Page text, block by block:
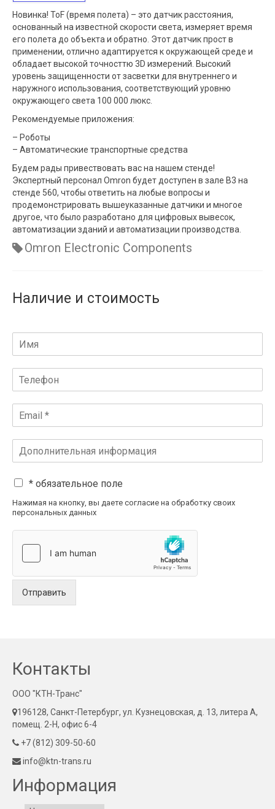
Новинка! ToF (время полета) – это датчик расстояния,
основанный на известной скорости света, измеряет время
его полета до объекта и обратно. Этот датчик прост в
применении, отлично адаптируется к окружающей среде и
обладает высокой точносттю 3D измерений. Высокий
уровень защищенности от засветки для внутреннего и
наружного использования, соответствующий уровню
окружающего света 100 000 люкс.
Рекомендуемые приложения:
– Роботы
– Автоматические транспортные средства
Будем рады привествовать вас на нашем стенде!
Экспертный персонал Omron будет доступен в зале B3 на
стенде 560, чтобы ответить на любые вопросы и
продемонстрировать вышеуказанные датчики и многое
другое, что было разработано для цифровых вывесок,
автоматизации зданий и автоматизации производства.
Omron Electronic Components
Наличие и стоимость
* обязательное поле
Нажимая на кнопку, вы даете согласие на обработку своих
персональных данных
Отправить
Контакты
ООО "КТН-Транс"
196128, Санкт-Петербург, ул. Кузнецовская, д. 13, литера А,
помещ. 2-Н, офис 6-4
+7 (812) 309-50-60
info@ktn-trans.ru
Информация